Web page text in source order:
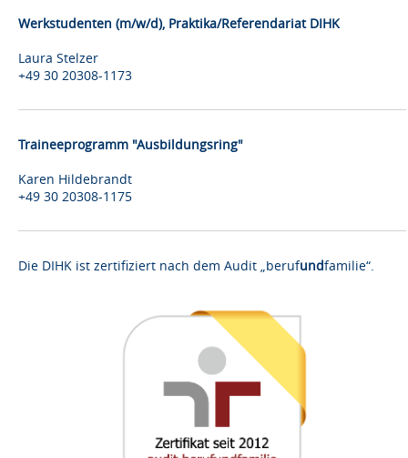
Werkstudenten (m/w/d), Praktika/Referendariat DIHK
Laura Stelzer
+49 30 20308-1173
Traineeprogramm "Ausbildungsring"
Karen Hildebrandt
+49 30 20308-1175
Die DIHK ist zertifiziert nach dem Audit „berufundfamilie“.